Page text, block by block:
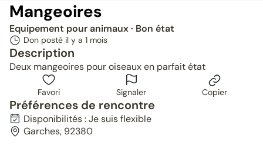
Mangeoires
Equipement pour animaux· Bon état
Don posté il y a 1 mois
Description
Deux mangeoires pour oiseaux en parfait état
Favori Signaler Copier
Préférences de rencontre
Disponibilités : Je suis flexible
Garches, 92380